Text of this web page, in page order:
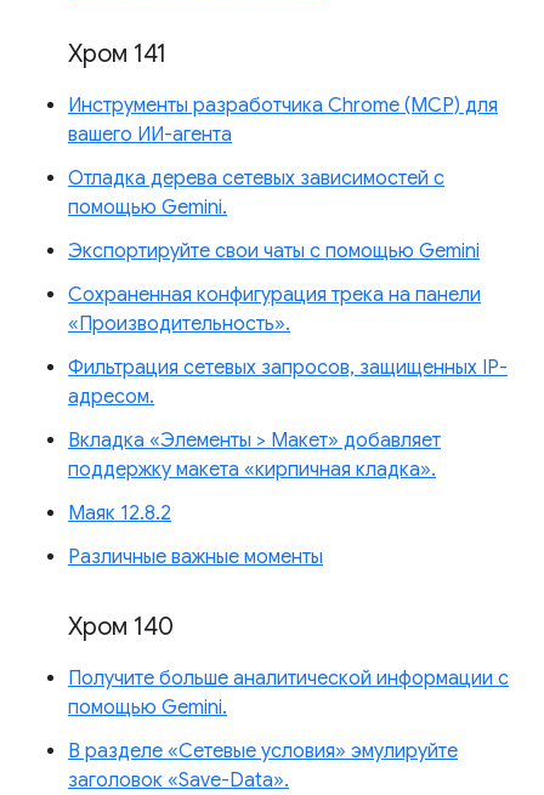
Хром 141
Инструменты разработчика Chrome (MCP) для
вашего ИИ-агента
Отладка дерева сетевых зависимостей с
помощью Gemini.
Экспортируйте свои чаты с помощью Gemini
Сохраненная конфигурация трека на панели
«Производительность».
Фильтрация сетевых запросов, защищенных IP-
адресом.
Вкладка «Элементы > Макет» добавляет
поддержку макета «кирпичная кладка».
Маяк 12.8.2
Различные важные моменты
Хром 140
Получите больше аналитической информации с
помощью Gemini.
В разделе «Сетевые условия» эмулируйте
заголовок «Save-Data».